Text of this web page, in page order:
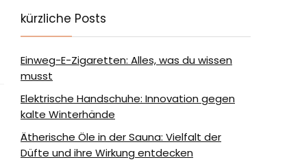
kürzliche Posts
Einweg-E-Zigaretten: Alles, was du wissen
musst
Elektrische Handschuhe: Innovation gegen
kalte Winterhände
Ätherische Öle in der Sauna: Vielfalt der
Düfte und ihre Wirkung entdecken